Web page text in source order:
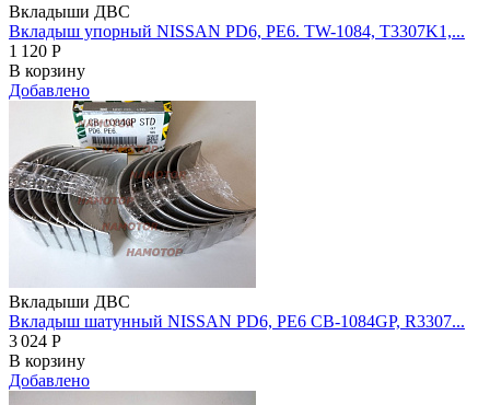
Вкладыши ДВС
Вкладыш упорный NISSAN PD6, PE6. TW-1084, T3307K1,...
1 120 Р
В корзину
Добавлено
Вкладыши ДВС
Вкладыш шатунный NISSAN PD6, PE6 CB-1084GP, R3307...
3 024 Р
В корзину
Добавлено